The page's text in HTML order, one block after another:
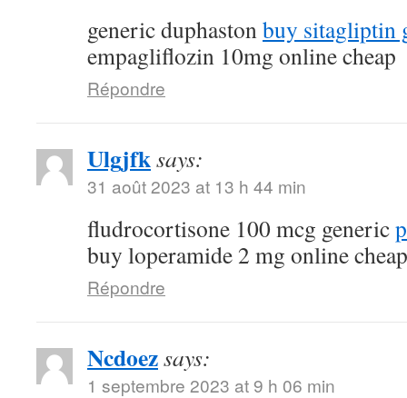
generic duphastonbuy sitagliptin
empagliflozin 10mg online cheap
Répondre
Ulgjfksays:
31 août 2023 at 13 h 44 min
fludrocortisone 100 mcg generic
buy loperamide 2 mg online cheap
Répondre
Ncdoezsays:
1 septembre 2023 at 9 h 06 min